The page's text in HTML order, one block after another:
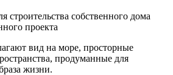
строительства собственного дома
проекта
вид на море, просторные
продуманные для
жизни.